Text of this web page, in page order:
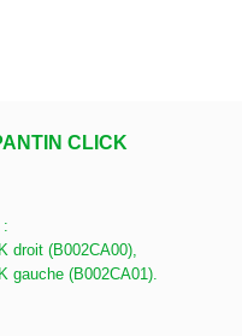
CLICK
:
droit (B002CA00),
gauche (B002CA01).